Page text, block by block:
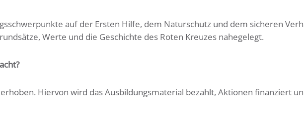
auf der Ersten Hilfe, dem Naturschutz und dem sicheren
Werte und die Geschichte des Roten Kreuzes nahegelegt.
Hiervon wird das Ausbildungsmaterial bezahlt, Aktionen finanziert